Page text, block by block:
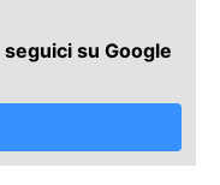
seguici su Google